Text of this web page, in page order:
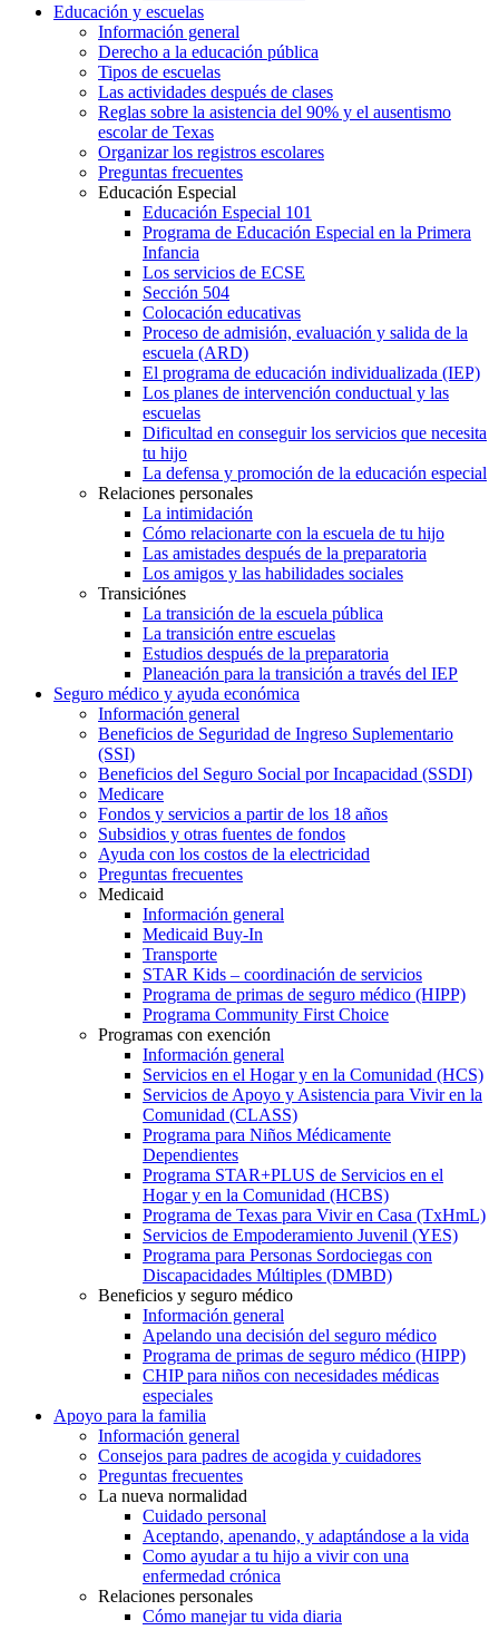
Educación y escuelas
Información general
Derecho a la educación pública
Tipos de escuelas
Las actividades después de clases
Reglas sobre la asistencia del 90% y el ausentismo
escolar de Texas
Organizar los registros escolares
Preguntas frecuentes
Educación Especial
Educación Especial 101
Programa de Educación Especial en la Primera
Infancia
Los servicios de ECSE
Sección 504
Colocación educativas
Proceso de admisión, evaluación y salida de la
escuela (ARD)
El programa de educación individualizada (IEP)
Los planes de intervención conductual y las
escuelas
Dificultad en conseguir los servicios que necesita
tu hijo
La defensa y promoción de la educación especial
Relaciones personales
La intimidación
Cómo relacionarte con la escuela de tu hijo
Las amistades después de la preparatoria
Los amigos y las habilidades sociales
Transiciónes
La transición de la escuela pública
La transición entre escuelas
Estudios después de la preparatoria
Planeación para la transición a través del IEP
Seguro médico y ayuda económica
Información general
Beneficios de Seguridad de Ingreso Suplementario
(SSI)
Beneficios del Seguro Social por Incapacidad (SSDI)
Medicare
Fondos y servicios a partir de los 18 años
Subsidios y otras fuentes de fondos
Ayuda con los costos de la electricidad
Preguntas frecuentes
Medicaid
Información general
Medicaid Buy-In
Transporte
STAR Kids – coordinación de servicios
Programa de primas de seguro médico (HIPP)
Programa Community First Choice
Programas con exención
Información general
Servicios en el Hogar y en la Comunidad (HCS)
Servicios de Apoyo y Asistencia para Vivir en la
Comunidad (CLASS)
Programa para Niños Médicamente
Dependientes
Programa STAR+PLUS de Servicios en el
Hogar y en la Comunidad (HCBS)
Programa de Texas para Vivir en Casa (TxHmL)
Servicios de Empoderamiento Juvenil (YES)
Programa para Personas Sordociegas con
Discapacidades Múltiples (DMBD)
Beneficios y seguro médico
Información general
Apelando una decisión del seguro médico
Programa de primas de seguro médico (HIPP)
CHIP para niños con necesidades médicas
especiales
Apoyo para la familia
Información general
Consejos para padres de acogida y cuidadores
Preguntas frecuentes
La nueva normalidad
Cuidado personal
Aceptando, apenando, y adaptándose a la vida
Como ayudar a tu hijo a vivir con una
enfermedad crónica
Relaciones personales
Cómo manejar tu vida diaria